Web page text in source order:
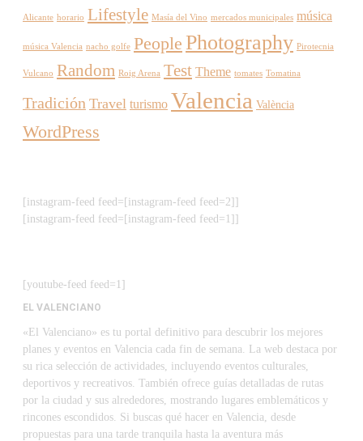
Alicante horario Lifestyle Masía del Vino mercados municipales música
música Valencia nacho golfe People Photography Pirotecnia
Vulcano Random Roig Arena Test Theme tomates Tomatina
Tradición Travel turismo Valencia València
WordPress
[instagram-feed feed=[instagram-feed feed=2]]
[instagram-feed feed=[instagram-feed feed=1]]
[youtube-feed feed=1]
EL VALENCIANO
«El Valenciano» es tu portal definitivo para descubrir los mejores
planes y eventos en Valencia cada fin de semana. La web destaca por
su rica selección de actividades, incluyendo eventos culturales,
deportivos y recreativos. También ofrece guías detalladas de rutas
por la ciudad y sus alrededores, mostrando lugares emblemáticos y
rincones escondidos. Si buscas qué hacer en Valencia, desde
propuestas para una tarde tranquila hasta la aventura más